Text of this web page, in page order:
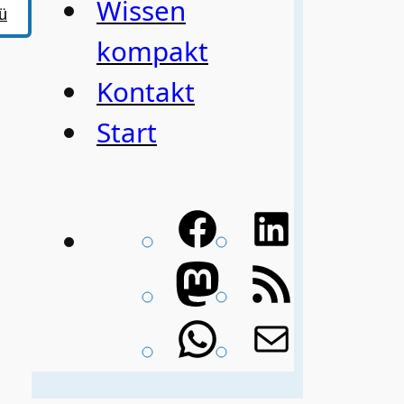
Wissen
kompakt
Kontakt
Start
Facebook
Mastodon
WhatsApp